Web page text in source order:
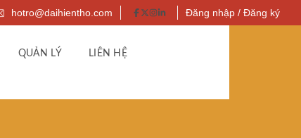
hotro@daihientho.com Đăng nhập / Đăng ký
QUẢN LÝ LIÊN HỆ